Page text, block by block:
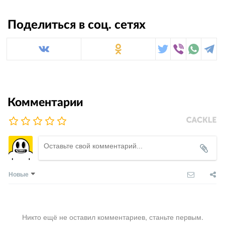
Поделиться в соц. сетях
Комментарии
Новые
Никто ещё не оставил комментариев, станьте первым.